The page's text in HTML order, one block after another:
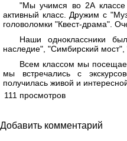
"Мы учимся во 2А
активный класс. Дружим с
головоломки "Квест-драма".
Наши одноклассники
наследие", "Симбирский мост",
Всем классом мы
мы встречались с
получилась живой и
111 просмотров
Добавить комментарий